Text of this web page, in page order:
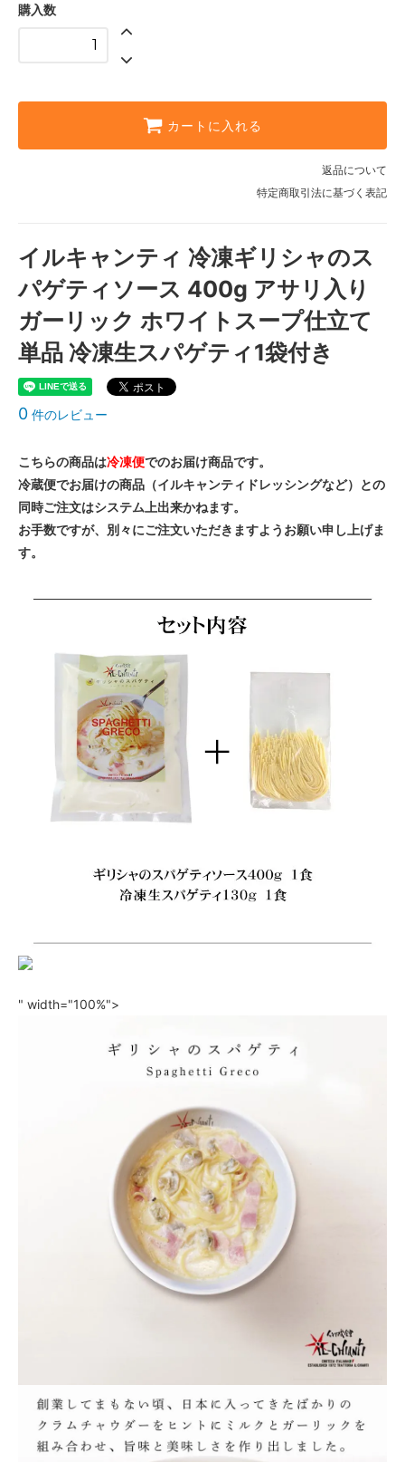
購入数
カートに入れる
返品について
特定商取引法に基づく表記
イルキャンティ 冷凍ギリシャのス
パゲティソース 400g アサリ入り
ガーリック ホワイトスープ仕立て
単品 冷凍生スパゲティ1袋付き
0 件のレビュー
こちらの商品は冷凍便でのお届け商品です。
冷蔵便でお届けの商品（イルキャンティドレッシングなど）との
同時ご注文はシステム上出来かねます。
お手数ですが、別々にご注文いただきますようお願い申し上げま
す。
" width="100%">